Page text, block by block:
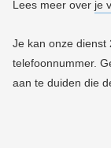
Lees meer over je
Je kan onze dienst
telefoonnummer.
aan te duiden die